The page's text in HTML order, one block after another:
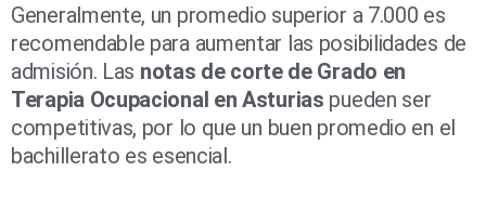
Generalmente, un promedio superior a 7.000 es
recomendable para aumentar las posibilidades de
admisión. Las notas de corte de Grado en
Terapia Ocupacional en Asturias pueden ser
competitivas, por lo que un buen promedio en el
bachillerato es esencial.